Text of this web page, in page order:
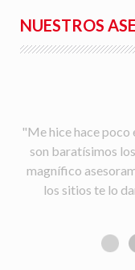
NUESTROS
"Facilidad para la
del parte a la